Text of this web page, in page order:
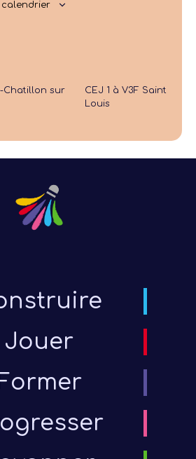
Chatillon sur
CEJ 1 à V3F Saint
Louis
Jouer